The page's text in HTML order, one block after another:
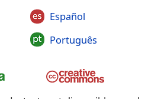
Español
Português